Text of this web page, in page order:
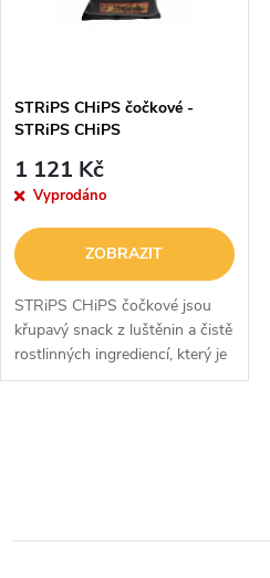
p
r
o
d
u
s
p
r
o
d
u
ů
STRiPS CHiPS čočkové -
STRiPS CHiPS
1 121 Kč
Vyprodáno
ZOBRAZIT
STRiPS CHiPS čočkové jsou
křupavý snack z luštěnin a čistě
rostlinných ingrediencí, který je
skvělou alternativou smažených
l